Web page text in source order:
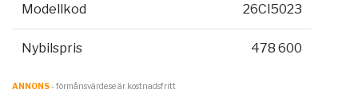
Modellkod 26CI5023
Nybilspris 478 600
ANNONS- förmånsvärde.se är kostnadsfritt